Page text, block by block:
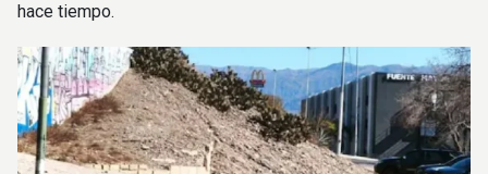
hace tiempo.